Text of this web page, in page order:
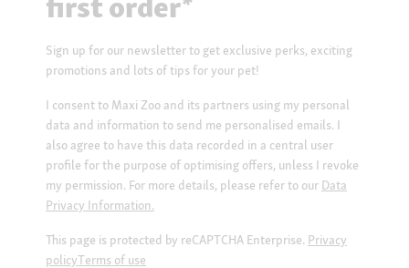
Sign up for our newsletter to get exclusive perks, exciting
promotions and lots of tips for your pet!
I consent to Maxi Zoo and its partners using my personal
data and information to send me personalised emails. I
also agree to have this data recorded in a central user
profile for the purpose of optimising offers, unless I revoke
my permission. For more details, please refer to our Data
Privacy Information.
This page is protected by reCAPTCHA Enterprise. Privacy
policyTerms of use